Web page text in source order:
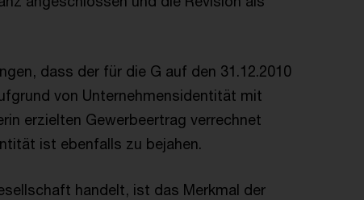
dass der für die G auf den 31.12.2010
von Unternehmensidentität mit
erzielten Gewerbeertrag verrechnet
ist ebenfalls zu bejahen.
handelt, ist das Merkmal der